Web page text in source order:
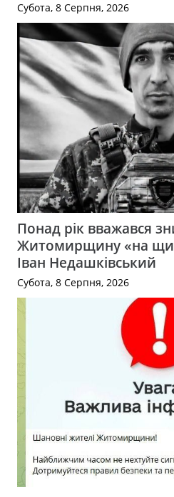
Субота, 8 Серпня, 2026
Понад рік вважався
Житомирщину «на
Іван Недашківський
Субота, 8 Серпня, 2026